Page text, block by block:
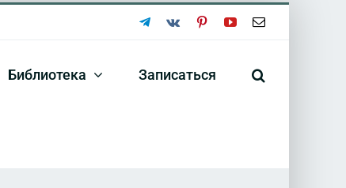
Telegram
Vk PinterestYouTubeEmail
Библиотека Записаться